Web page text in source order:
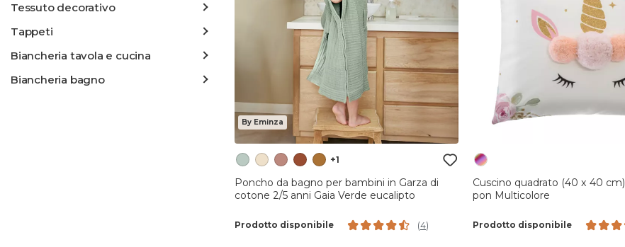
Tessuto decorativo
Tappeti
Biancheria tavola e cucina
Biancheria bagno
By Eminza
+1
Poncho da bagno per bambini in Garza di
cotone 2/5 anni Gaia Verde eucalipto
Prodotto disponibile (4)
Cuscino quadrato (40 x 40
pon Multicolore
Prodotto disponibile